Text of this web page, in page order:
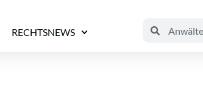
RECHTSNEWS